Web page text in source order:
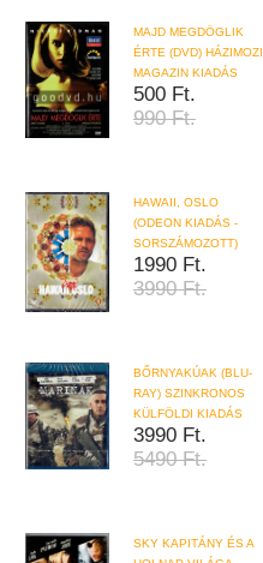
MAJD MEGDÖGLIK
ÉRTE (DVD) HÁZIMOZI
MAGAZIN KIADÁS
500 Ft.
990 Ft.
HAWAII, OSLO
(ODEON KIADÁS -
SORSZÁMOZOTT)
1990 Ft.
3990 Ft.
BŐRNYAKÚAK (BLU-
RAY) SZINKRONOS
KÜLFÖLDI KIADÁS
3990 Ft.
5490 Ft.
SKY KAPITÁNY ÉS A